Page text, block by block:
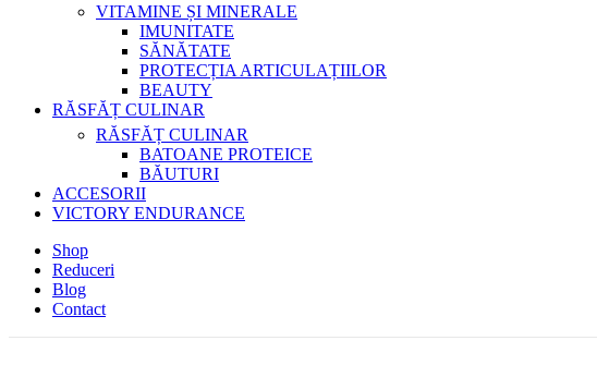
VITAMINE ȘI MINERALE
IMUNITATE
SĂNĂTATE
PROTECȚIA ARTICULAȚIILOR
BEAUTY
RĂSFĂȚ CULINAR
RĂSFĂȚ CULINAR
BATOANE PROTEICE
BĂUTURI
ACCESORII
VICTORY ENDURANCE
Shop
Reduceri
Blog
Contact